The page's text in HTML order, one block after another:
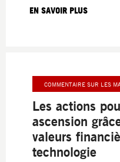
EN SAVOIR PLUS
COMMENTAIRE SUR LES
Les actions
ascension
valeurs
technologie